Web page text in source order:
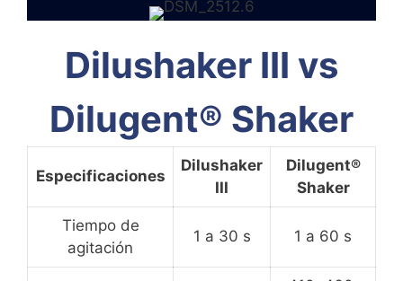
Dilushaker III vs
Dilugent® Shaker
Especificaciones
Dilushaker
III
Dilugent®
Shaker
Tiempo de
agitación
1 a 30 s 1 a 60 s